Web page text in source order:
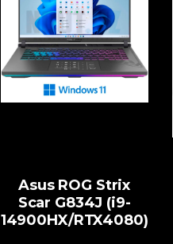
Asus ROG Strix
Scar G834J (i9-
14900HX/RTX4080)